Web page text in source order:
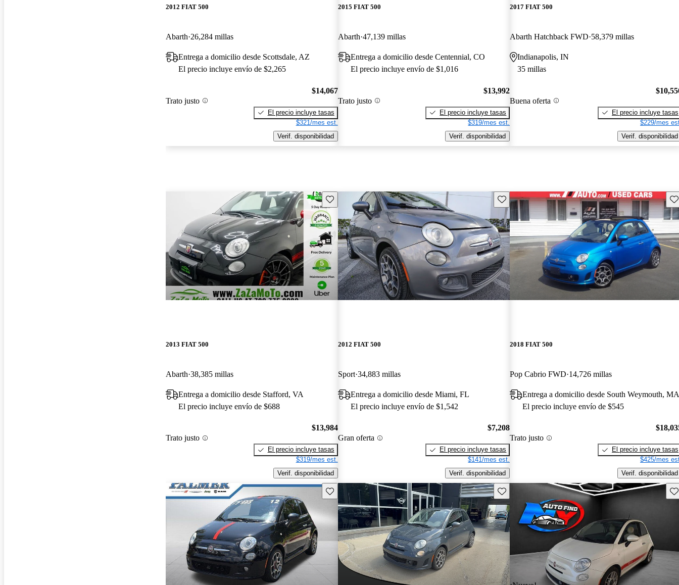
2012 FIAT 500
Abarth 26,284 millas
Entrega a domicilio desde Scottsdale, AZ
El precio incluye envío de $2,265
Trato justo
$14,067
El precio incluye tasas
$321/mes est.
Verif. disponibilidad
2015 FIAT 500
Abarth 47,139 millas
Entrega a domicilio desde Centennial, CO
El precio incluye envío de $1,016
Trato justo
$13,992
El precio incluye tasas
$319/mes est.
Verif. disponibilidad
2017 FIAT 500
Abarth Hatchback FWD 58,379 millas
Indianapolis, IN
35 millas
Buena oferta
El precio incluye tasas
$229/mes
Verif. disponibilidad
Guarda este Aviso
2013 FIAT 500
Abarth 38,385 millas
Entrega a domicilio desde Stafford, VA
El precio incluye envío de $688
Trato justo
$13,984
El precio incluye tasas
$319/mes est.
Verif. disponibilidad
Guarda este Aviso
2012 FIAT 500
Sport 34,883 millas
Entrega a domicilio desde Miami, FL
El precio incluye envío de $1,542
Gran oferta
$7,208
El precio incluye tasas
$141/mes est.
Verif. disponibilidad
2018 FIAT 500
Pop Cabrio FWD 14,726 millas
Entrega a domicilio desde South Weymouth,
El precio incluye envío de $545
Trato justo
El precio incluye tasas
$425/mes
Verif. disponibilidad
Guarda este Aviso Guarda este Aviso